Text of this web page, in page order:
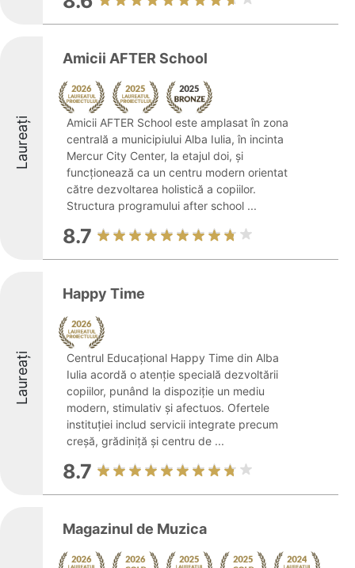
Laureați
Amicii AFTER School
Amicii AFTER School este amplasat în zona
centrală a municipiului Alba Iulia, în incinta
Mercur City Center, la etajul doi, și
funcționează ca un centru modern orientat
către dezvoltarea holistică a copiilor.
Structura programului after school ...
8.7
Laureați
Happy Time
Centrul Educațional Happy Time din Alba
Iulia acordă o atenție specială dezvoltării
copiilor, punând la dispoziție un mediu
modern, stimulativ și afectuos. Ofertele
instituției includ servicii integrate precum
creșă, grădiniță și centru de ...
8.7
Magazinul de Muzica